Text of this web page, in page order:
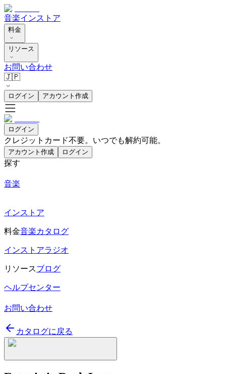
音楽インストア
料金
リソース
お問い合わせ
🇯🇵
ログイン アカウント作成
ログイン
クレジットカード不要。いつでも解約可能。
アカウント作成 ログイン
探す
音楽
インストア
料金音楽カタログ
インストアラジオ
リソースブログ
ヘルプセンター
お問い合わせ
カタログに戻る